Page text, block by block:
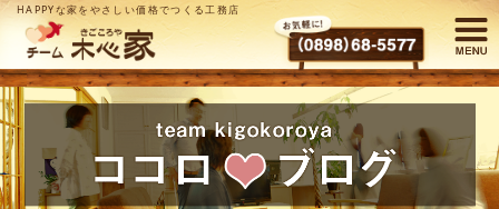
HAPPYな家をやさしい価格でつくる工務店